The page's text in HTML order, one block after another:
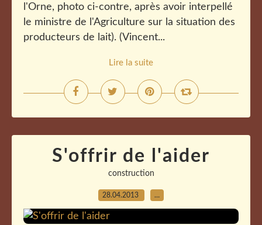
l'Orne, photo ci-contre, après avoir interpellé
le ministre de l'Agriculture sur la situation des
producteurs de lait). (Vincent...
Lire la suite
S'offrir de l'aider
construction
28.04.2013 …